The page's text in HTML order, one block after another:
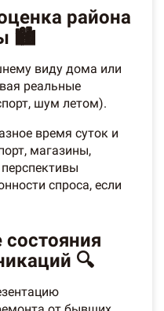
района
🏙️
виду дома или
реальные
шум летом).
время суток и
магазины,
спроса, если
🔍